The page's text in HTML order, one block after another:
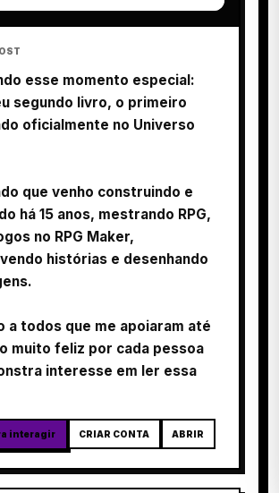
esse momento especial:
segundo livro, o primeiro
oficialmente no Universo
que venho construindo e
há 15 anos, mestrando RPG,
no RPG Maker,
histórias e desenhando
a todos que me apoiaram até
muito feliz por cada pessoa
interesse em ler essa
interagir CRIAR CONTA ABRIR